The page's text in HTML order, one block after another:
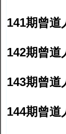
141期曾道
142期曾道
143期曾道
144期曾道